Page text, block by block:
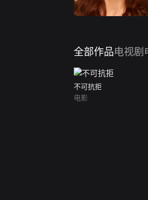
全部作品电视剧
不可抗拒
电影